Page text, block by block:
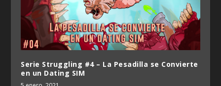
Serie Struggling #4 – La Pesadilla se Convierte
en un Dating SIM